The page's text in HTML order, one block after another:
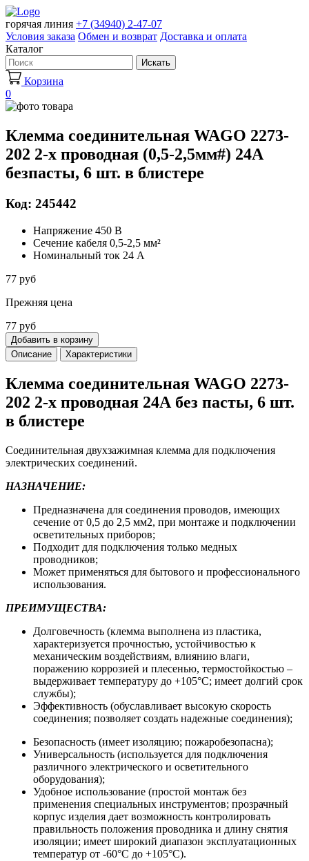
горячая линия +7 (34940) 2-47-07
Условия заказа Обмен и возврат Доставка и оплата
Каталог
Искать
Корзина
0
Клемма соединительная WAGO 2273-
202 2-х проводная (0,5-2,5мм#) 24А
безпасты, 6 шт. в блистере
Код: 245442
Напряжение 450 В
Сечение кабеля 0,5-2,5 мм²
Номинальный ток 24 А
77 руб
Прежняя цена
77 руб
Добавить в корзину
Описание
Характеристики
Клемма соединительная WAGO 2273-
202 2-х проводная 24А без пасты, 6 шт.
в блистере
Соединительная двухзажимная клемма для подключения
электрических соединений.
НАЗНАЧЕНИЕ:
Предназначена для соединения проводов, имеющих
сечение от 0,5 до 2,5 мм2, при монтаже и подключении
осветительных приборов;
Подходит для подключения только медных
проводников;
Может применяться для бытового и профессионального
использования.
ПРЕИМУЩЕСТВА:
Долговечность (клемма выполнена из пластика,
характеризуется прочностью, устойчивостью к
механическим воздействиям, влиянию влаги,
поражению коррозией и плесенью, термостойкостью –
выдерживает температуру до +105°С; имеет долгий срок
службы);
Эффективность (обуславливает высокую скорость
соединения; позволяет создать надежные соединения);
Безопасность (имеет изоляцию; пожаробезопасна);
Универсальность (используется для подключения
различного электрического и осветительного
оборудования);
Удобное использование (простой монтаж без
применения специальных инструментов; прозрачный
корпус изделия дает возможность контролировать
правильность положения проводника и длину снятия
изоляции; имеет широкий диапазон эксплуатационных
температур от -60°С до +105°С).